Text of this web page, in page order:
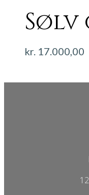
Sølv
kr. 17.000,00